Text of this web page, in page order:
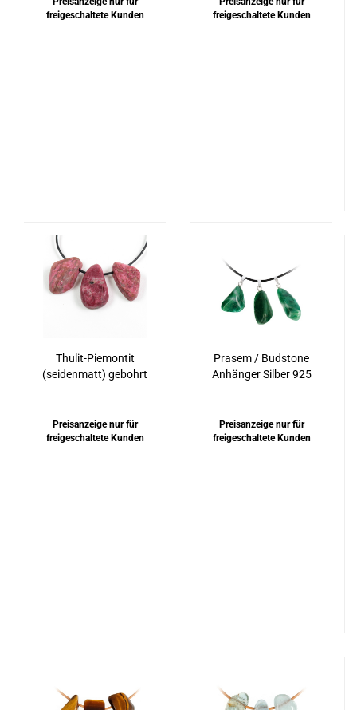
freigeschaltete Kunden
freigeschaltete Kunden
Thulit-Piemontit
(seidenmatt) gebohrt
Preisanzeige nur für
freigeschaltete Kunden
Prasem / Budstone
Anhänger Silber 925
Preisanzeige nur für
freigeschaltete Kunden